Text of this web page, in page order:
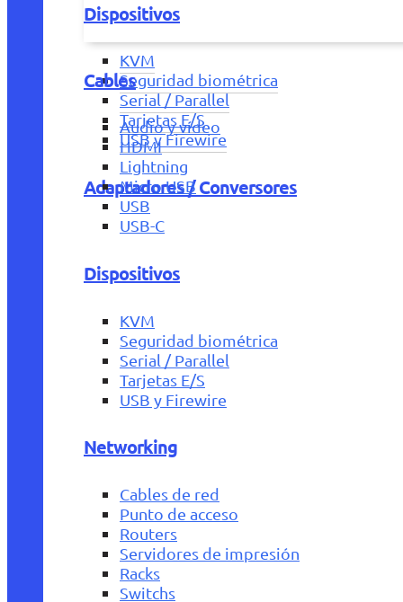
Dispositivos
KVM
Seguridad biométrica
Serial / Parallel
Tarjetas E/S
USB y Firewire
Adaptadores / Conversores
Cables
Audio y vídeo
HDMI
Lightning
Micro USB
USB
USB-C
Dispositivos
KVM
Seguridad biométrica
Serial / Parallel
Tarjetas E/S
USB y Firewire
Networking
Cables de red
Punto de acceso
Routers
Servidores de impresión
Racks
Switchs